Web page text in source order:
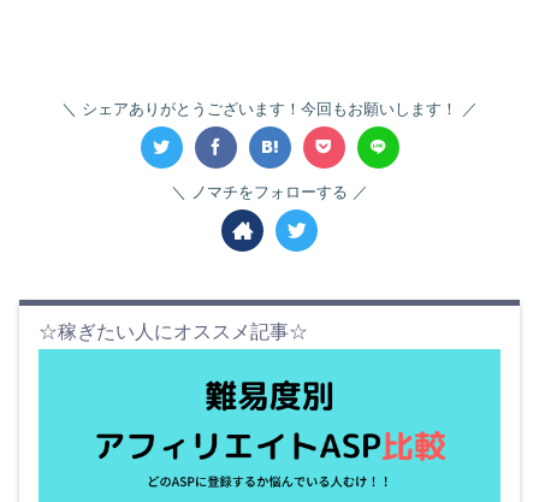
シェアありがとうございます！今回もお願いします！
ノマチをフォローする
☆稼ぎたい人にオススメ記事☆